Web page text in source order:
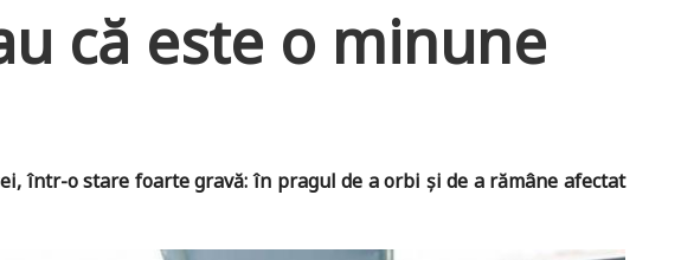
că este o minune
într-o stare foarte gravă: în pragul de a orbi şi de a rămâne afectat